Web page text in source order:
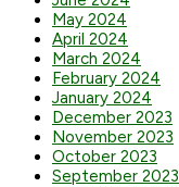
May 2024
April 2024
March 2024
February 2024
January 2024
December 2023
November 2023
October 2023
September 2023